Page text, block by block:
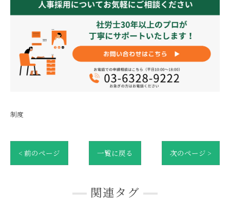
制度
< 前のページ 一覧に戻る 次のページ >
関連タグ